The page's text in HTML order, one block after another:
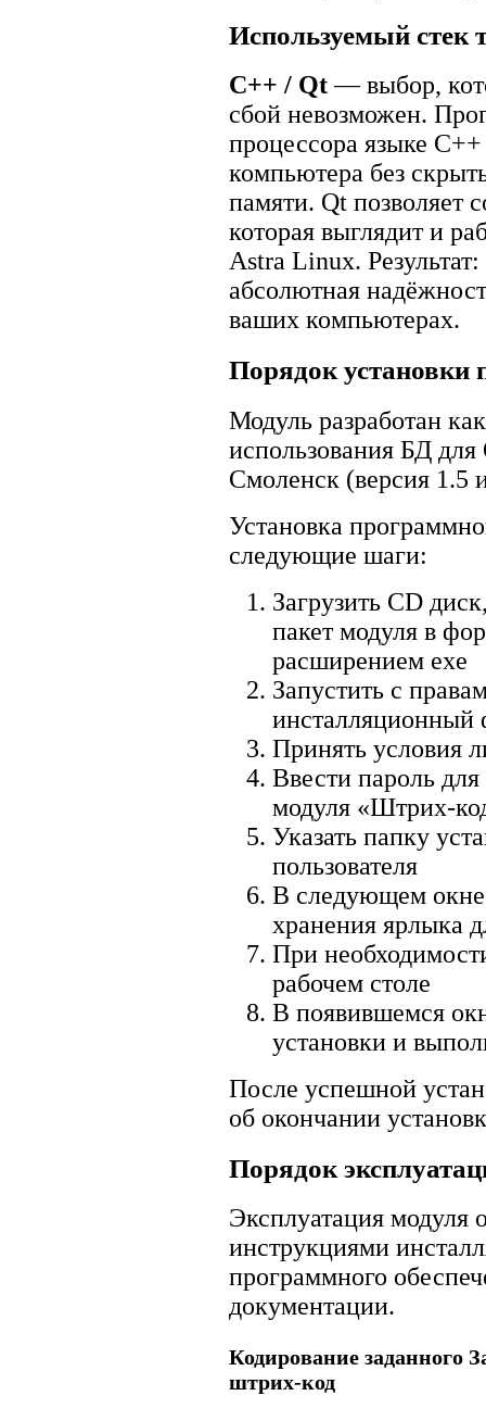
Используемый стек
C++ / Qt— выбор,
сбой невозможен.
процессора языке
компьютера без
памяти. Qt позволяет
которая выглядит и
Astra Linux.
абсолютная
ваших компьютерах.
Порядок установки
Модуль разработан
использования БД
Смоленск (версия 1.5
Установка
следующие шаги:
Загрузить CD
пакет модуля в
расширением exe
Запустить с
инсталляционный
Принять условия
Ввести пароль для
модуля «Штрих-
Указать папку
пользователя
В следующем окне
хранения ярлыка
При
рабочем столе
В появившемся
установки и
После успешной
об окончании
Порядок
Эксплуатация модуля
инструкциями
программного
документации.
Кодирование заданного
штрих-код